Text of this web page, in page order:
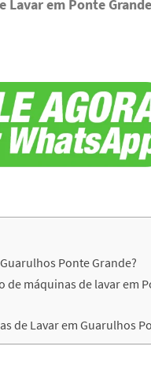
Lavar em Ponte Grande
Ponte Grande?
máquinas de lavar em
de Lavar em Guarulhos